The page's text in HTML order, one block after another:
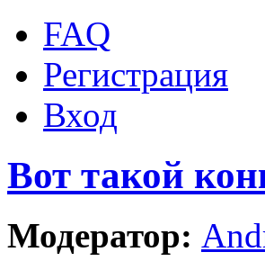
FAQ
Регистрация
Вход
Вот такой
Модератор: